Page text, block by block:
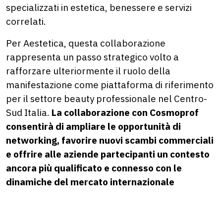
specializzati in estetica, benessere e servizi
correlati.
Per Aestetica, questa collaborazione
rappresenta un passo strategico volto a
rafforzare ulteriormente il ruolo della
manifestazione come piattaforma di riferimento
per il settore beauty professionale nel Centro-
Sud Italia. La collaborazione con Cosmoprof
consentirà di ampliare le opportunità di
networking, favorire nuovi scambi commerciali
e offrire alle aziende partecipanti un contesto
ancora più qualificato e connesso con le
dinamiche del mercato internazionale